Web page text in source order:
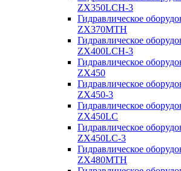
ZX350LCH-3
Гидравлическое
ZX370MTH
Гидравлическое
ZX400LCH-3
Гидравлическое
ZX450
Гидравлическое
ZX450-3
Гидравлическое
ZX450LC
Гидравлическое
ZX450LC-3
Гидравлическое
ZX480MTH